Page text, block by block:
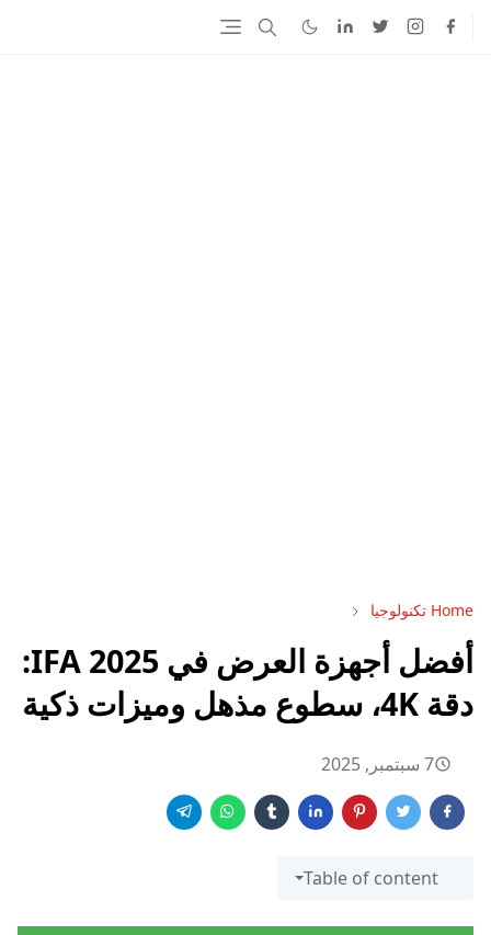
Home تكنولوجيا
أفضل أجهزة العرض في IFA 2025:
دقة 4K، سطوع مذهل وميزات ذكية
7 سبتمبر, 2025
Table of content